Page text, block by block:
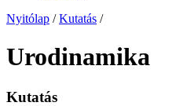
Nyitólap / Kutatás /
Urodinamika
Kutatás